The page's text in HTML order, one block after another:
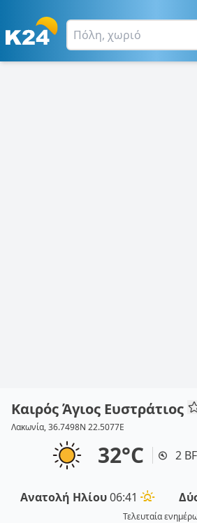
Καιρός Άγιος Ευστράτιος
Λακωνία, 36.7498N 22.5077E
32°C 2
Ανατολή Ηλίου06:41
Τελευταία